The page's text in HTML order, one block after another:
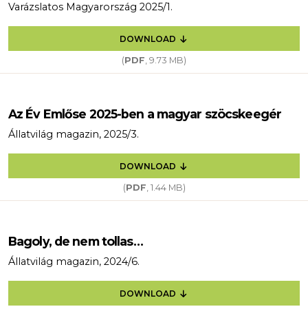
Varázslatos Magyarország 2025/1.
DOWNLOAD
(PDF, 9.73 MB)
Az Év Emlőse 2025-ben a magyar szöcskeegér
Állatvilág magazin, 2025/3.
DOWNLOAD
(PDF, 1.44 MB)
Bagoly, de nem tollas…
Állatvilág magazin, 2024/6.
DOWNLOAD